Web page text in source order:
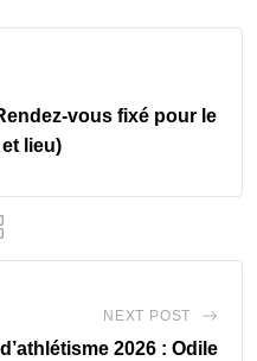
vous fixé pour le
lieu)
NEXT POST
2026 : Odile